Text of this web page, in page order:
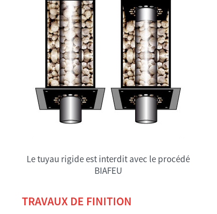
Le tuyau rigide est interdit avec le procédé
BIAFEU
TRAVAUX DE FINITION